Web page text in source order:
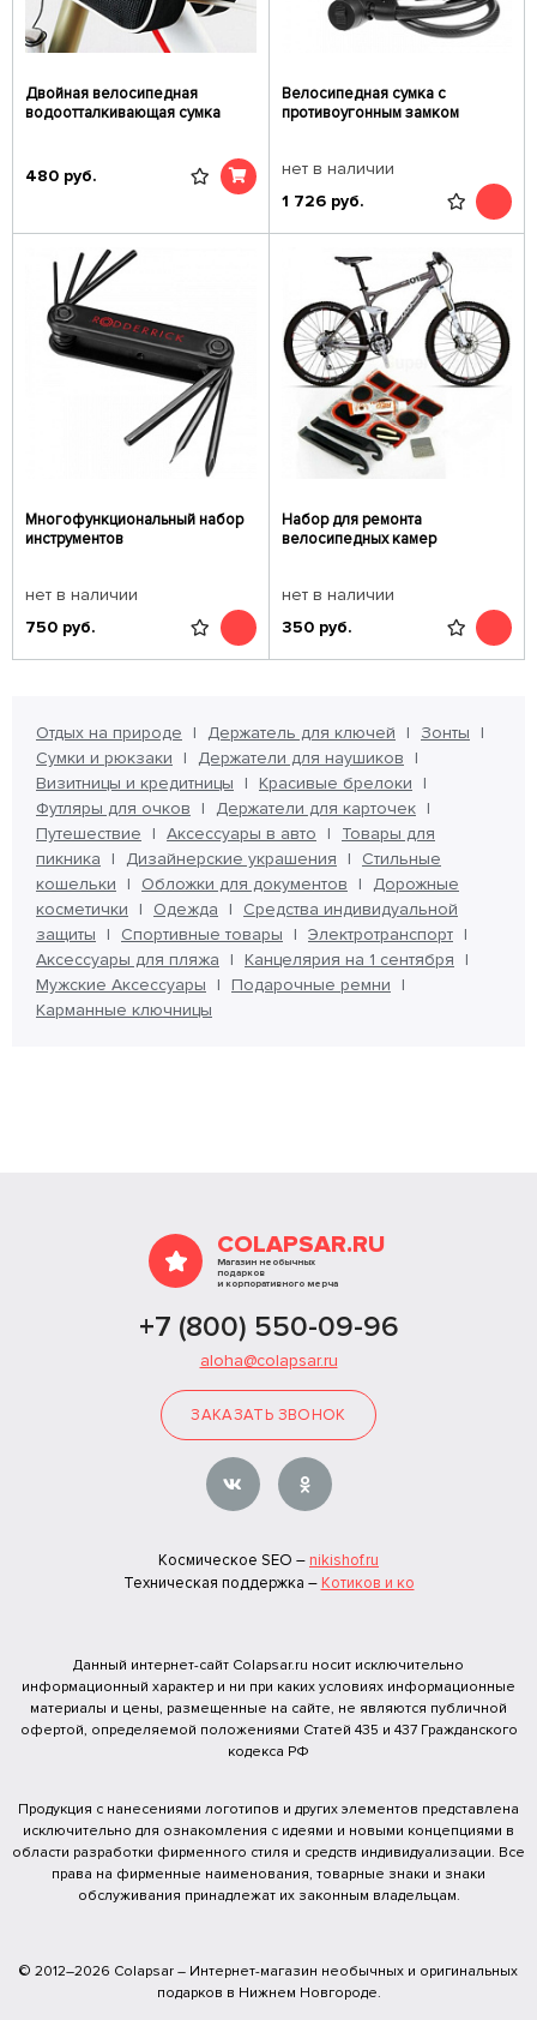
Двойная велосипедная
водоотталкивающая сумка
480 руб.
Велосипедная сумка с
противоугонным замком
нет в наличии
1 726 руб.
Многофункциональный набор
инструментов
нет в наличии
750 руб.
Набор для ремонта
велосипедных камер
нет в наличии
350 руб.
Отдых на природе Держатель для ключей
Зонты
Сумки и рюкзаки
Держатели для наушиков
Визитницы и кредитницы
Красивые брелоки
Футляры для очков
Держатели для карточек
Путешествие
Аксессуары в авто
Товары для
пикника
Дизайнерские украшения
Стильные
кошельки
Обложки для документов
Дорожные
косметички
Одежда
Средства индивидуальной
защиты
Спортивные товары
Электротранспорт
Аксессуары для пляжа
Канцелярия на 1 сентября
Мужские Аксессуары
Подарочные ремни
Карманные ключницы
COLAPSAR.RU
Магазин необычных
подарков
и корпоративного мерча
+7 (800) 550-09-96
aloha@colapsar.ru
ЗАКАЗАТЬ ЗВОНОК
Космическое SEO – nikishof.ru
Техническая поддержка – Котиков и ко
Данный интернет-сайт Colapsar.ru носит исключительно
информационный характер и ни при каких условиях информационные
материалы и цены, размещенные на сайте, не являются публичной
офертой, определяемой положениями Статей 435 и 437 Гражданского
кодекса РФ
Продукция с нанесениями логотипов и других элементов представлена
исключительно для ознакомления с идеями и новыми концепциями в
области разработки фирменного стиля и средств индивидуализации. Все
права на фирменные наименования, товарные знаки и знаки
обслуживания принадлежат их законным владельцам.
© 2012–2026 Colapsar – Интернет-магазин необычных и оригинальных
подарков в Нижнем Новгороде.